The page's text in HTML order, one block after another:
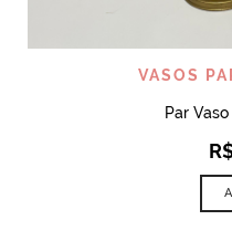
VASOS
Par